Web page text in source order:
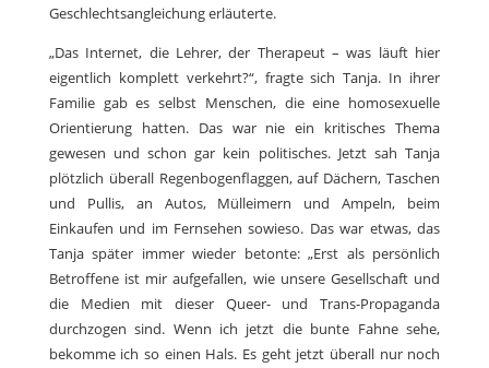
Geschlechtsangleichung erläuterte.
„Das Internet, die Lehrer, der Therapeut – was läuft hier
eigentlich komplett verkehrt?“, fragte sich Tanja. In ihrer
Familie gab es selbst Menschen, die eine homosexuelle
Orientierung hatten. Das war nie ein kritisches Thema
gewesen und schon gar kein politisches. Jetzt sah Tanja
plötzlich überall Regenbogenflaggen, auf Dächern, Taschen
und Pullis, an Autos, Mülleimern und Ampeln, beim
Einkaufen und im Fernsehen sowieso. Das war etwas, das
Tanja später immer wieder betonte: „Erst als persönlich
Betroffene ist mir aufgefallen, wie unsere Gesellschaft und
die Medien mit dieser Queer- und Trans-Propaganda
durchzogen sind. Wenn ich jetzt die bunte Fahne sehe,
bekomme ich so einen Hals. Es geht jetzt überall nur noch